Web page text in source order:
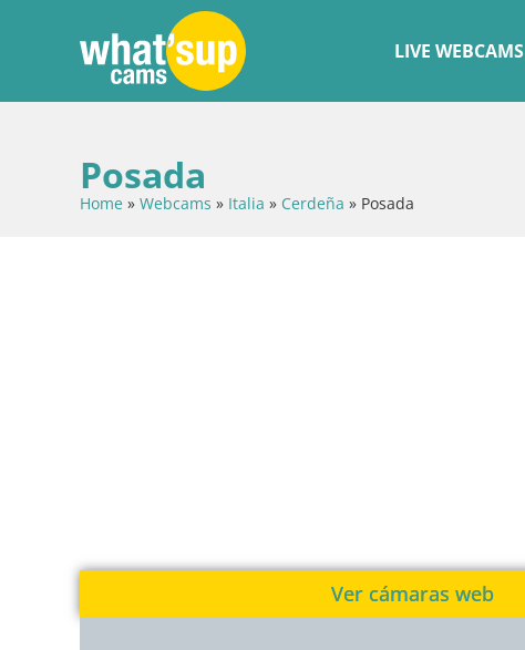
LIVE WEBCAMS
Posada
Home » Webcams » Italia » Cerdeña » Posada
Ver cámaras web